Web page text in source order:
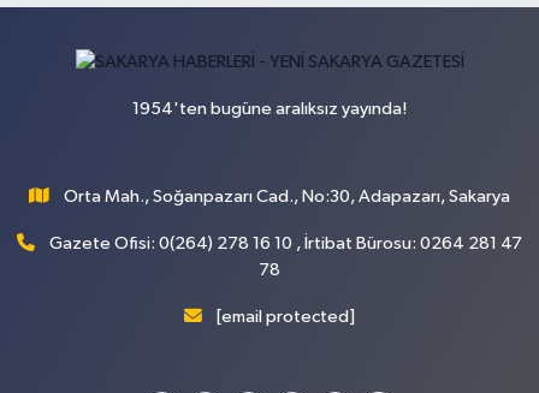
1954'ten bugüne aralıksız yayında!
Orta Mah., Soğanpazarı Cad., No:30, Adapazarı, Sakarya
Gazete Ofisi: 0(264) 278 16 10 , İrtibat Bürosu: 0264 281 47
78
[email protected]